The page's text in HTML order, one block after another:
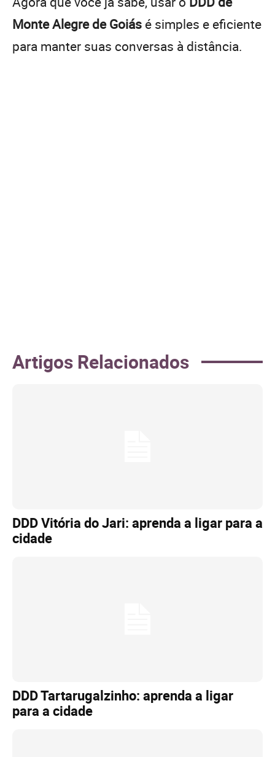
Monte Alegre de Goiás é simples e eficiente
para manter suas conversas à distância.
Artigos Relacionados
DDD Vitória do Jari: aprenda a ligar para a
cidade
DDD Tartarugalzinho: aprenda a ligar
para a cidade